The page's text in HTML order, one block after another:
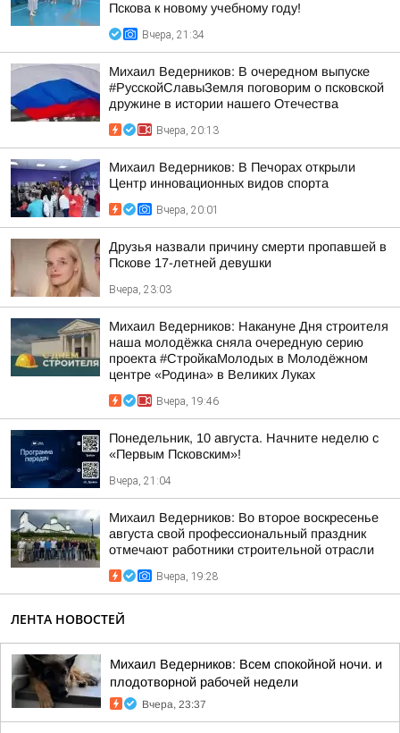
Пскова к новому учебному году!
Вчера, 21:34
Михаил Ведерников: В очередном выпуске
#РусскойСлавыЗемля поговорим о псковской
дружине в истории нашего Отечества
Вчера, 20:13
Михаил Ведерников: В Печорах открыли
Центр инновационных видов спорта
Вчера, 20:01
Друзья назвали причину смерти пропавшей в
Пскове 17-летней девушки
Вчера, 23:03
Михаил Ведерников: Накануне Дня строителя
наша молодёжка сняла очередную серию
проекта #СтройкаМолодых в Молодёжном
центре «Родина» в Великих Луках
Вчера, 19:46
Понедельник, 10 августа. Начните неделю с
«Первым Псковским»!
Вчера, 21:04
Михаил Ведерников: Во второе воскресенье
августа свой профессиональный праздник
отмечают работники строительной отрасли
Вчера, 19:28
ЛЕНТА НОВОСТЕЙ
Михаил Ведерников: Всем спокойной ночи. и
плодотворной рабочей недели
Вчера, 23:37